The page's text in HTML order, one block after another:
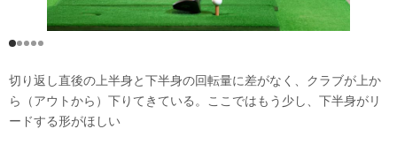
切り返し直後の上半身と下半身の回転量に差がなく、クラブが上か
ら（アウトから）下りてきている。ここではもう少し、下半身がリ
ードする形がほしい